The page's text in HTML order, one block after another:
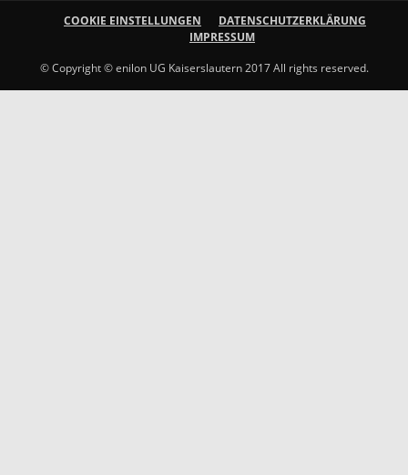
COOKIE EINSTELLUNGEN
DATENSCHUTZERKLÄRUNG
IMPRESSUM
© Copyright © enilon UG Kaiserslautern 2017 All rights reserved.